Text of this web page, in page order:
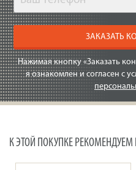
ЗАКАЗАТЬ
Нажимая кнопку «Заказать
я ознакомлен и согласен с
К ЭТОЙ ПОКУПКЕ